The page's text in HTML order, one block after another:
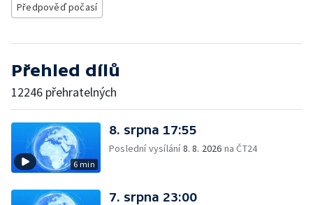
Předpověď počasí
Přehled dílů
12246 přehratelných
6 min
8. srpna 17:55
Poslední vysílání8. 8. 2026 na ČT24
7. srpna 23:00